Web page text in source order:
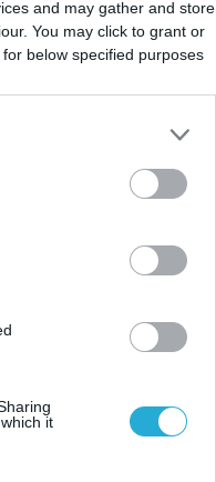
and may gather and store
You may click to grant or
below specified purposes
it
στους
την Παρασκευή
και τυπικά
του ομίλου.